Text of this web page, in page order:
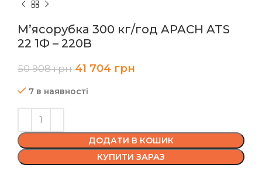
М’ясорубка 300 кг/год APACH ATS
22 1Ф – 220В
50 908грн 41 704 грн
7 в наявності
ДОДАТИ В КОШИК
КУПИТИ ЗАРАЗ